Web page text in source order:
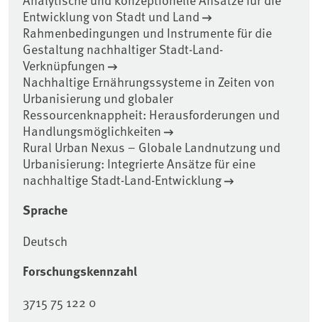
Entwicklung von Stadt und Land
Rahmenbedingungen und Instrumente für die
Gestaltung nachhaltiger Stadt-Land-
Verknüpfungen
Nachhaltige Ernährungssysteme in Zeiten von
Urbanisierung und globaler
Ressourcenknappheit: Herausforderungen und
Handlungsmöglichkeiten
Rural Urban Nexus – Globale Landnutzung und
Urbanisierung: Integrierte Ansätze für eine
nachhaltige Stadt-Land-Entwicklung
Sprache
Deutsch
Forschungskennzahl
3715 75 122 0